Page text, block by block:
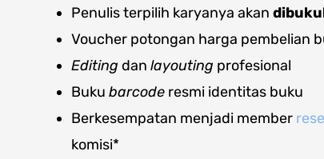
Penulis terpilih karyanya akan
Voucher potongan harga pembelian
Editing dan layouting profesional
Buku barcode resmi identitas buku
Berkesempatan menjadi member
komisi*